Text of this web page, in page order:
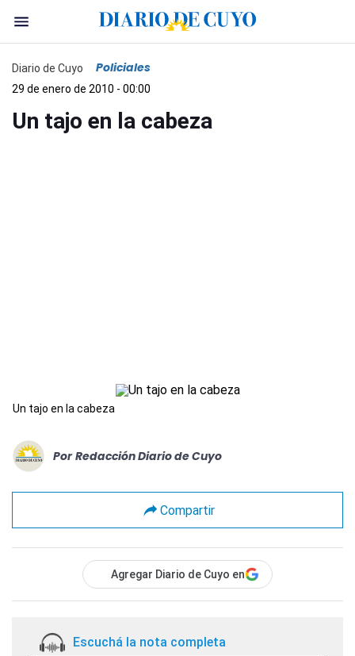
Diario de Cuyo Policiales
29 de enero de 2010 - 00:00
Un tajo en la cabeza
Un tajo en la cabeza
Por Redacción Diario de Cuyo
Compartir
Agregar Diario de Cuyo en
Escuchá la nota completa